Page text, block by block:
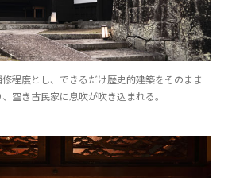
程度とし、できるだけ歴史的建築をそのまま
空き古民家に息吹が吹き込まれる。